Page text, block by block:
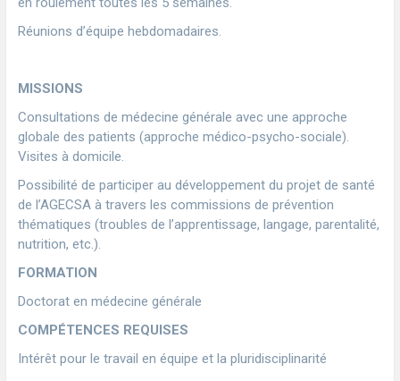
Réunions d’équipe hebdomadaires.
MISSIONS
Consultations de médecine générale avec une approche
globale des patients (approche médico-psycho-sociale).
Visites à domicile.
Possibilité de participer au développement du projet de santé
de l’AGECSA à travers les commissions de prévention
thématiques (troubles de l’apprentissage, langage, parentalité,
nutrition, etc.).
FORMATION
Doctorat en médecine générale
COMPÉTENCES REQUISES
Intérêt pour le travail en équipe et la pluridisciplinarité